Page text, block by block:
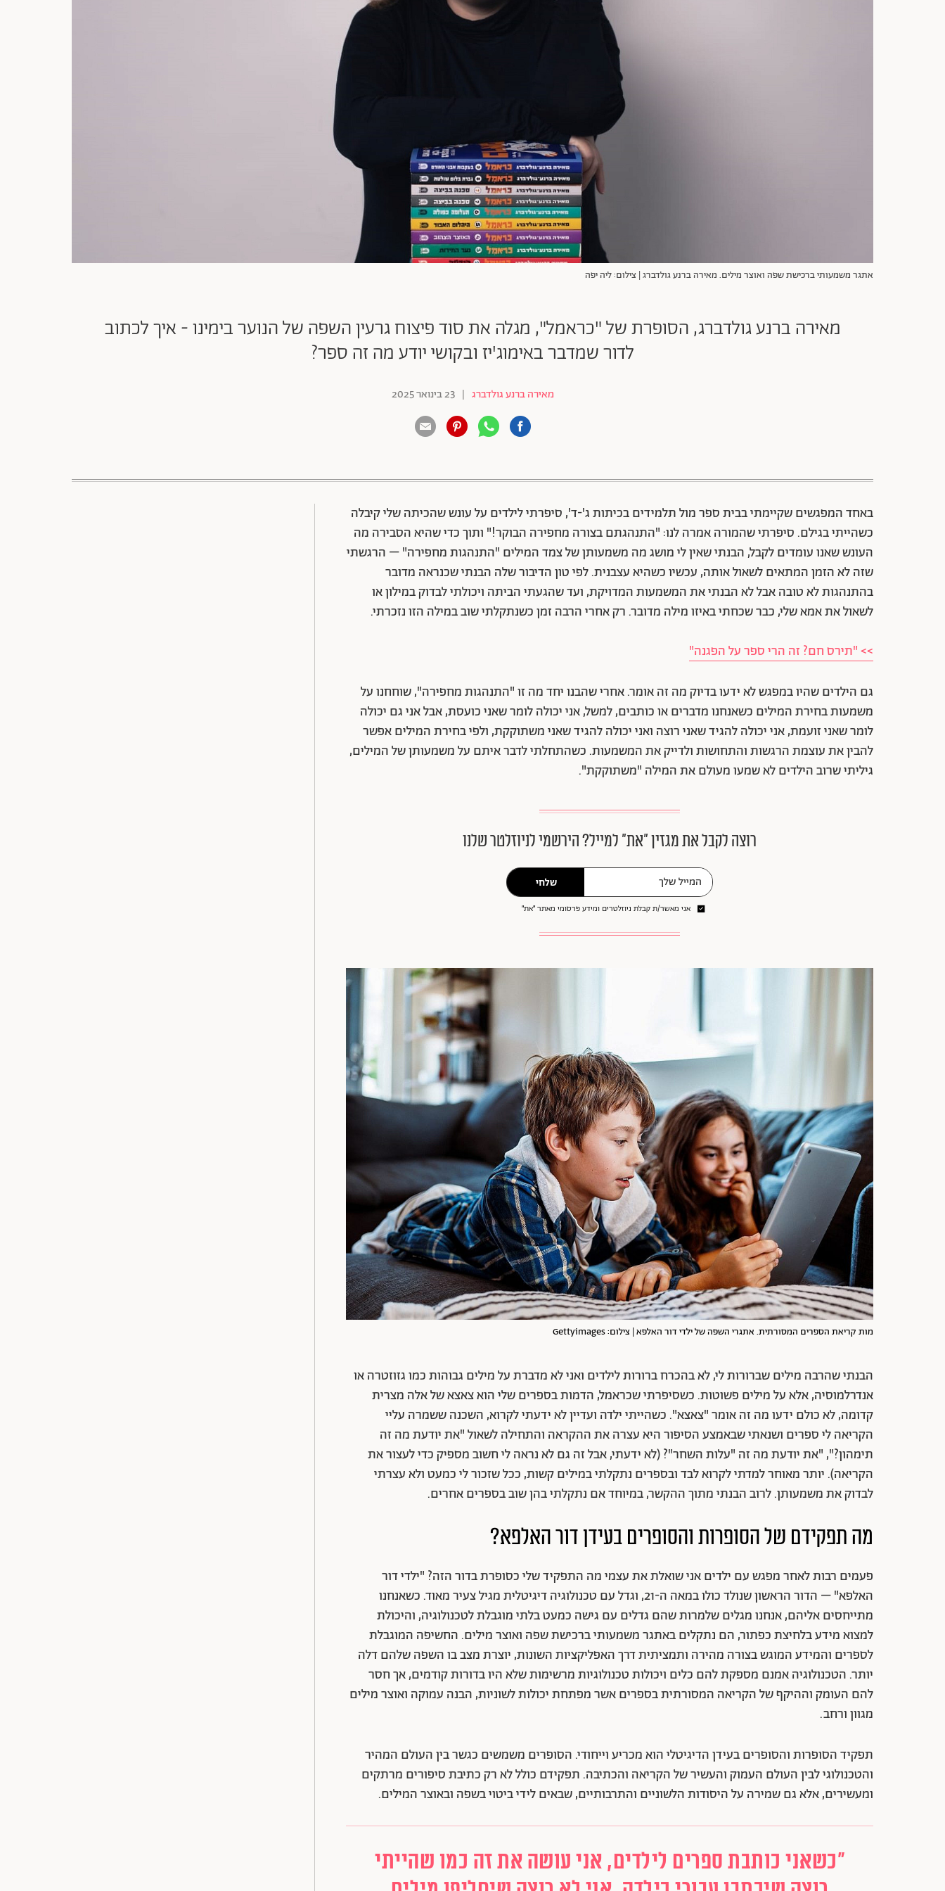
אתגר משמעותי ברכישת שפה ואוצר מילים. מאירה ברנע גולדברג | צילום: ליה יפה
מאירה ברנע גולדברג, הסופרת של "כראמל", מגלה את סוד פיצוח גרעין השפה של הנוער בימינו - איך לכתוב
לדור שמדבר באימוג'יז ובקושי יודע מה זה ספר?
מאירה ברנע גולדברג | 23 בינואר 2025
באחד המפגשים שקיימתי בבית ספר מול תלמידים בכיתות ג'-ד', סיפרתי לילדים על עונש שהכיתה שלי קיבלה
כשהייתי בגילם. סיפרתי שהמורה אמרה לנו: "התנהגתם בצורה מחפירה הבוקר!" ותוך כדי שהיא הסבירה מה
העונש שאנו עומדים לקבל, הבנתי שאין לי מושג מה משמעותן של צמד המילים "התנהגות מחפירה" – הרגשתי
שזה לא הזמן המתאים לשאול אותה, עכשיו כשהיא עצבנית. לפי טון הדיבור שלה הבנתי שכנראה מדובר
בהתנהגות לא טובה אבל לא הבנתי את המשמעות המדויקת, ועד שהגעתי הביתה ויכולתי לבדוק במילון או
לשאול את אמא שלי, כבר שכחתי באיזו מילה מדובר. רק אחרי הרבה זמן כשנתקלתי שוב במילה הזו נזכרתי.
>> "תירס חם? זה הרי ספר על הפגנה"
גם הילדים שהיו במפגש לא ידעו בדיוק מה זה אומר. אחרי שהבנו יחד מה זו "התנהגות מחפירה", שוחחנו על
משמעות בחירת המילים כשאנחנו מדברים או כותבים, למשל, אני יכולה לומר שאני כועסת, אבל אני גם יכולה
לומר שאני זועמת, אני יכולה להגיד שאני רוצה ואני יכולה להגיד שאני משתוקקת, ולפי בחירת המילים אפשר
להבין את עוצמת הרגשות והתחושות ולדייק את המשמעות. כשהתחלתי לדבר איתם על משמעותן של המילים,
גיליתי שרוב הילדים לא שמעו מעולם את המילה "משתוקקת".
רוצה לקבל את מגזין ״את״ למייל? הירשמי לניוזלטר שלנו
שלחי
אני מאשר/ת קבלת ניוזלטרים ומידע פרסומי מאתר ״את״
מות קריאת הספרים המסורתית. אתגרי השפה של ילדי דור האלפא | צילום: Gettyimages
הבנתי שהרבה מילים שברורות לי, לא בהכרח ברורות לילדים ואני לא מדברת על מילים גבוהות כמו גזוזטרה או
אנדרלמוסיה, אלא על מילים פשוטות. כשסיפרתי שכראמל, הדמות בספרים שלי הוא צאצא של אלה מצרית
קדומה, לא כולם ידעו מה זה אומר "צאצא". כשהייתי ילדה ועדיין לא ידעתי לקרוא, השכנה ששמרה עליי
הקריאה לי ספרים ושנאתי שבאמצע הסיפור היא עצרה את ההקראה והתחילה לשאול "את יודעת מה זה
תימהון?", "את יודעת מה זה "עלות השחר"? (לא ידעתי, אבל זה גם לא נראה לי חשוב מספיק כדי לעצור את
הקריאה). יותר מאוחר למדתי לקרוא לבד ובספרים נתקלתי במילים קשות, ככל שזכור לי כמעט ולא עצרתי
לבדוק את משמעותן. לרוב הבנתי מתוך ההקשר, במיוחד אם נתקלתי בהן שוב בספרים אחרים.
מה תפקידם של הסופרות והסופרים בעידן דור האלפא?
פעמים רבות לאחר מפגש עם ילדים אני שואלת את עצמי מה התפקיד שלי כסופרת בדור הזה? "ילדי דור
האלפא" – הדור הראשון שנולד כולו במאה ה-21, וגדל עם טכנולוגיה דיגיטלית מגיל צעיר מאוד. כשאנחנו
מתייחסים אליהם, אנחנו מגלים שלמרות שהם גדלים עם גישה כמעט בלתי מוגבלת לטכנולוגיה, והיכולת
למצוא מידע בלחיצת כפתור, הם נתקלים באתגר משמעותי ברכישת שפה ואוצר מילים. החשיפה המוגבלת
לספרים והמידע המוגש בצורה מהירה ותמציתית דרך האפליקציות השונות, יוצרת מצב בו השפה שלהם דלה
יותר. הטכנולוגיה אמנם מספקת להם כלים ויכולות טכנולוגיות מרשימות שלא היו בדורות קודמים, אך חסר
להם העומק וההיקף של הקריאה המסורתית בספרים אשר מפתחת יכולות לשוניות, הבנה עמוקה ואוצר מילים
מגוון ורחב.
תפקיד הסופרות והסופרים בעידן הדיגיטלי הוא מכריע וייחודי. הסופרים משמשים כגשר בין העולם המהיר
והטכנולוגי לבין העולם העמוק והעשיר של הקריאה והכתיבה. תפקידם כולל לא רק כתיבת סיפורים מרתקים
ומעשירים, אלא גם שמירה על היסודות הלשוניים והתרבותיים, שבאים לידי ביטוי בשפה ובאוצר המילים.
"כשאני כותבת ספרים לילדים, אני עושה את זה כמו שהייתי